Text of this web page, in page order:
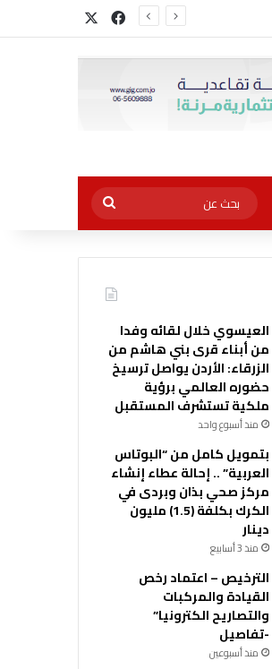
فيسبوك
المظلم
بحث
عن
العيسوي خلال لقائه وفدا
من أبناء قرى بني هاشم من
الزرقاء: الأردن يواصل ترسيخ
حضوره العالمي برؤية
ملكية تستشرف المستقبل
منذ أسبوع واحد
بتمويل كامل من “البوتاس
العربية” .. إحالة عطاء إنشاء
مركز صحي بذان وبردى في
الكرك بكلفة (1.5) مليون
دينار
منذ 3 أسابيع
الترخيص – اعتماد رخص
القيادة والمركبات
والتصاريح الكترونيا”
-تفاصيل
منذ أسبوعين